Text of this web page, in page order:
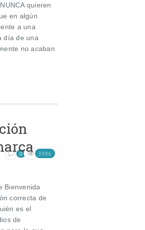
quieren
en algún
a una
día de una
no acaban
0 3986
Bienvenida
correcta de
es el
de